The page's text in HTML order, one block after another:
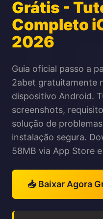
Grátis -
Completo
2026
Guia oficial passo a
2abet gratuitamente
dispositivo Android.
screenshots,
solução de
instalação segura.
58MB via App Store
📥 Baixar Agora